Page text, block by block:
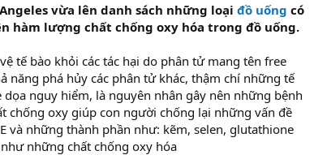
vừa lên danh sách những loại đồ uống có
hàm lượng chất chống oxy hóa trong đồ uống.
tế bào khỏi các tác hại do phân tử mang tên free
năng phá hủy các phân tử khác, thậm chí những tế
nguy hiểm, là nguyên nhân gây nên những bệnh
chống oxy giúp con người chống lại những vấn đề
và những thành phần như: kẽm, selen, glutathione
những chất chống oxy hóa